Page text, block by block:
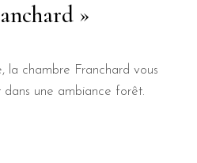
»
la chambre Franchard vous
une ambiance forêt.